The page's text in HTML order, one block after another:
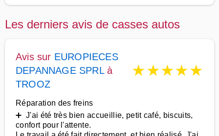
Les derniers avis de casses autos
Avis sur EUROPIECES
DEPANNAGE SPRLà
TROOZ
★★★★★
Réparation des freins
➕ J'ai été très bien accueillie, petit café, biscuits,
confort pour l'attente.